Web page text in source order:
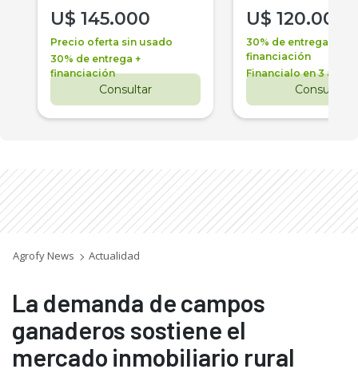
U$ 145.000
Precio oferta sin usado
30% de entrega +
financiación
Consultar
U$ 120.000
30% de entrega +
financiación
Financialo en 3 años
Consultar
Agrofy News Actualidad
La demanda de campos
ganaderos sostiene el
mercado inmobiliario rural